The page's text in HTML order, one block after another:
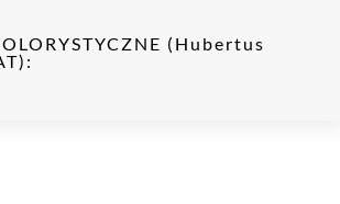
(Hubertus